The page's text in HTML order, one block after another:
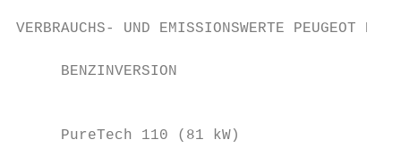
VERBRAUCHS- UND EMISSIONSWERTE PEUGEOT
BENZINVERSION
PureTech 110 (81 kW)